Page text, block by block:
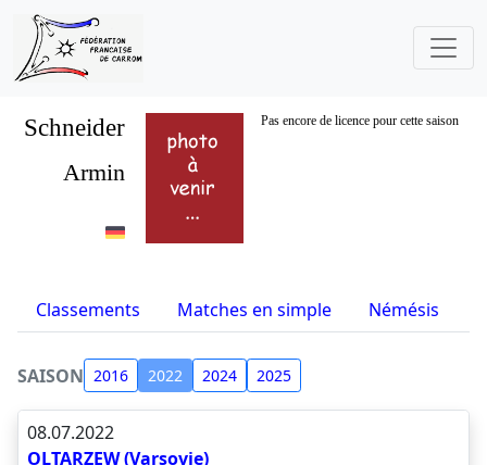
Schneider Pas encore de licence pour cette saison
Armin
Classements Matches en simple Némésis
SAISON 2016 2022 2024 2025
08.07.2022
OLTARZEW (Varsovie)